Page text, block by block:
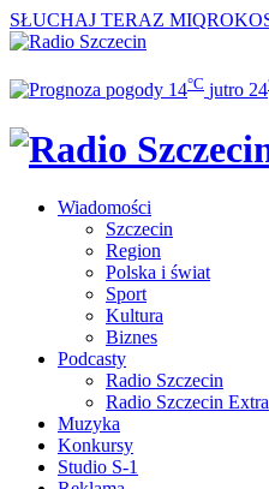
SŁUCHAJ TERAZ
14°C jutro 24
Wiadomości
Szczecin
Region
Polska i świat
Sport
Kultura
Biznes
Podcasty
Radio Szczecin
Radio Szczecin Extra
Muzyka
Konkursy
Studio S-1